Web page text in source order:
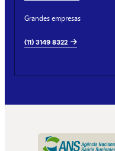
Grandes empresas
(11) 3149 8322